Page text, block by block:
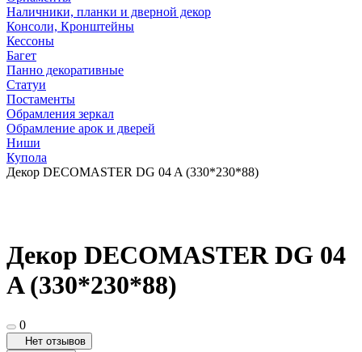
Наличники, планки и дверной декор
Консоли, Кронштейны
Кессоны
Багет
Панно декоративные
Статуи
Постаменты
Обрамления зеркал
Обрамление арок и дверей
Ниши
Купола
Декор DECOMASTER DG 04 A (330*230*88)
Декор DECOMASTER DG 04
A (330*230*88)
0
Нет отзывов